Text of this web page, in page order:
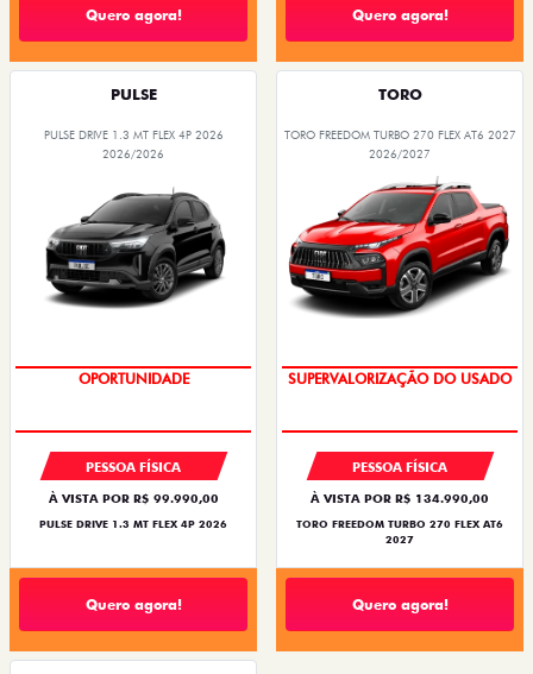
Quero agora! Quero agora!
PULSE
PULSE DRIVE 1.3 MT FLEX 4P 2026
2026/2026
OPORTUNIDADE
PESSOA FÍSICA
À VISTA POR R$ 99.990,00
PULSE DRIVE 1.3 MT FLEX 4P 2026
Quero agora!
TORO
TORO FREEDOM TURBO 270 FLEX AT6 2027
2026/2027
SUPERVALORIZAÇÃO DO USADO
PESSOA FÍSICA
À VISTA POR R$ 134.990,00
TORO FREEDOM TURBO 270 FLEX AT6
2027
Quero agora!